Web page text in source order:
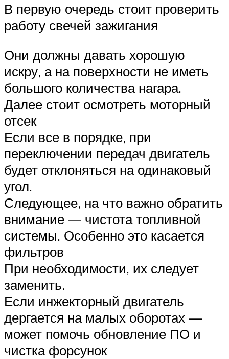
В первую очередь стоит проверить
работу свечей зажигания
Они должны давать хорошую
искру, а на поверхности не иметь
большого количества нагара.
Далее стоит осмотреть моторный
отсек
Если все в порядке, при
переключении передач двигатель
будет отклоняться на одинаковый
угол.
Следующее, на что важно обратить
внимание — чистота топливной
системы. Особенно это касается
фильтров
При необходимости, их следует
заменить.
Если инжекторный двигатель
дергается на малых оборотах —
может помочь обновление ПО и
чистка форсунок